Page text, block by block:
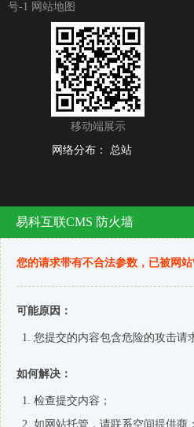
号-1 网站地图
移动端展示
网络分布：总站
易科互联CMS 防火墙
您的请求带有不合法参数，已被网站
可能原因：
您提交的内容包含危险的攻击请
如何解决：
检查提交内容；
如网站托管，请联系空间提供商；